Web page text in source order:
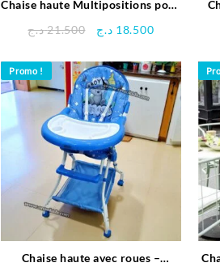
Chaise haute Multipositions pour
21.500 د.ج
Le
initial
était :
18.500 د.ج
Le
actuel
est :
18.500 د.ج.
Promo !
Chaise haute avec roues –